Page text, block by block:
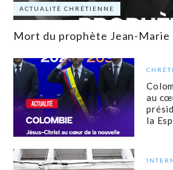
ACTUALITÉ CHRÉTIENNE
Mort du prophète Jean-Marie
au
la